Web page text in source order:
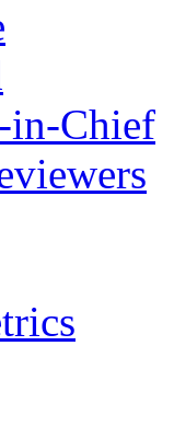
in-Chief